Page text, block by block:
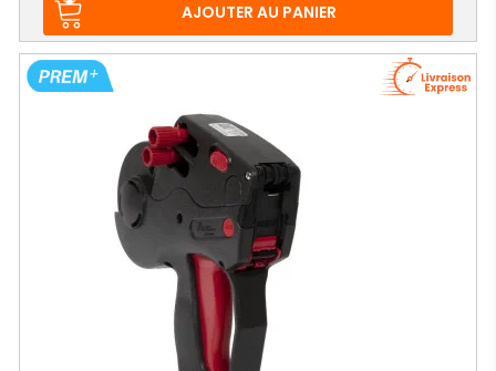
AJOUTER AU PANIER